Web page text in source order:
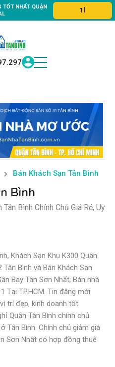
bất động sản hoàn hảo, là
Bán Khách Sạn Tân Bình
Bình
Bình Chính Chủ Giá Rẻ, Uy
Khách Sạn Khu K300 Quận
Bình và Bán Khách Sạn
Bay Tân Sơn Nhất, Bán nhà
Tại TP.HCM. Tin đăng mới
trí đẹp, kinh doanh tốt.
Quận Tân Bình chính chủ.
Tân Bình. Chính chủ giảm giá
Sơn Nhất có hợp đồng thuê
TỐT NHẤT QUẬN
TÌM HIỂU NGAY